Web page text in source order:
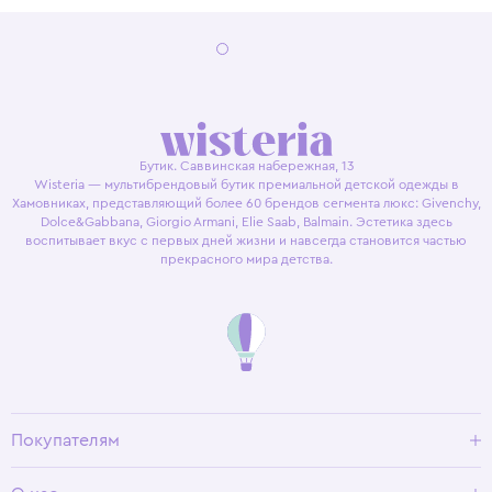
Бутик. Саввинская набережная, 13
Wisteria — мультибрендовый бутик премиальной детской одежды в
Хамовниках, представляющий более 60 брендов сегмента люкс: Givenchy,
Dolce&Gabbana, Giorgio Armani, Elie Saab, Balmain. Эстетика здесь
воспитывает вкус с первых дней жизни и навсегда становится частью
прекрасного мира детства.
Покупателям